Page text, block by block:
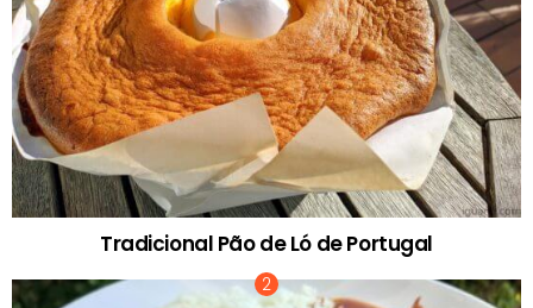
Tradicional Pão de Ló de Portugal